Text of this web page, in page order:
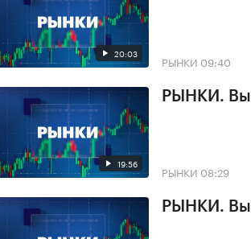
20:03 РЫНКИ 09:40
19:56
РЫНКИ.
РЫНКИ 08:29
РЫНКИ.